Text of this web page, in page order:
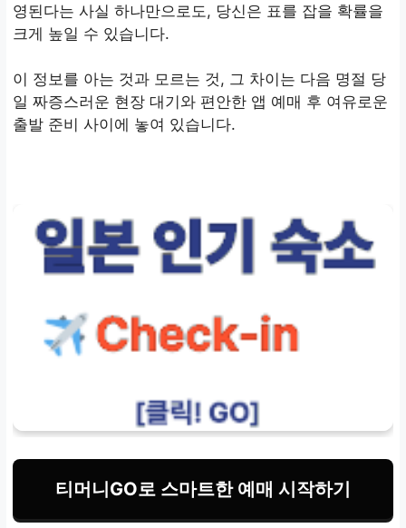
영된다는 사실 하나만으로도, 당신은 표를 잡을 확률을
크게 높일 수 있습니다.
이 정보를 아는 것과 모르는 것, 그 차이는 다음 명절 당
일 짜증스러운 현장 대기와 편안한 앱 예매 후 여유로운
출발 준비 사이에 놓여 있습니다.
티머니GO로 스마트한 예매 시작하기